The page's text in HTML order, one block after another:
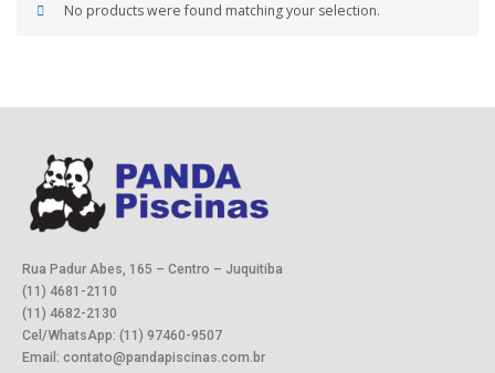
No products were found matching your selection.
Rua Padur Abes, 165 – Centro – Juquitiba
(11) 4681-2110
(11) 4682-2130
Cel/WhatsApp: (11) 97460-9507
Email: contato@pandapiscinas.com.br